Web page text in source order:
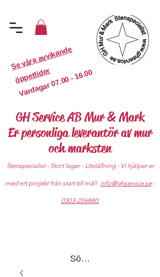
S
e
v
år
a
a
v
vi
k
a
n
d
e
ö
p
p
etti
d
er
Vardagar
07.00 - 16.00
GH Service AB Mur & Mark
Er personliga leverantör av mur
och marksten
Stenspecialist - Stort lager - Utställning - Vi hjälper er
med ert projekt från start till mål! info@ghservice.se-
0303-226880
Sök produkter